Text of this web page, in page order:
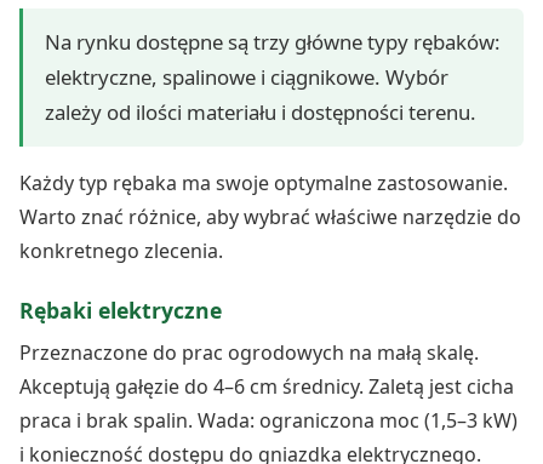
Na rynku dostępne są trzy główne typy rębaków:
elektryczne, spalinowe i ciągnikowe. Wybór
zależy od ilości materiału i dostępności terenu.
Każdy typ rębaka ma swoje optymalne zastosowanie.
Warto znać różnice, aby wybrać właściwe narzędzie do
konkretnego zlecenia.
Rębaki elektryczne
Przeznaczone do prac ogrodowych na małą skalę.
Akceptują gałęzie do 4–6 cm średnicy. Zaletą jest cicha
praca i brak spalin. Wada: ograniczona moc (1,5–3 kW)
i konieczność dostępu do gniazdka elektrycznego.